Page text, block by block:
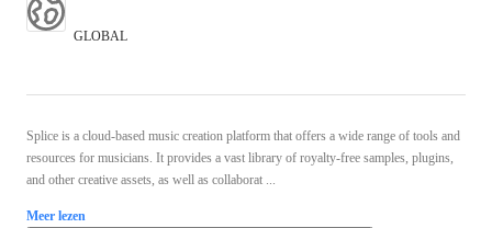
GLOBAL
Splice is a cloud-based music creation platform that offers a wide range of tools and
resources for musicians. It provides a vast library of royalty-free samples, plugins,
and other creative assets, as well as collaborat ...
Meer lezen